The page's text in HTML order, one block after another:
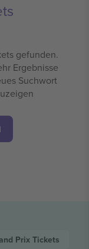
gefunden.
Ergebnisse
Suchwort
Prix Tickets